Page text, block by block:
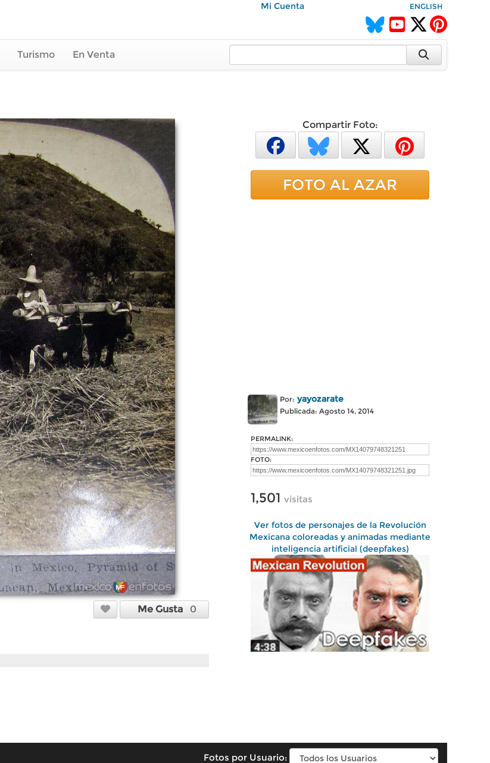
Mi Cuenta ENGLISH
Turismo En Venta
Me Gusta 0
Compartir Foto:
FOTO AL AZAR
Por: yayozarate
Publicada: Agosto 14, 2014
PERMALINK:
FOTO:
1,501 visitas
Ver fotos de personajes de la Revolución
Mexicana coloreadas y animadas mediante
inteligencia artificial (deepfakes)
Fotos por Usuario: